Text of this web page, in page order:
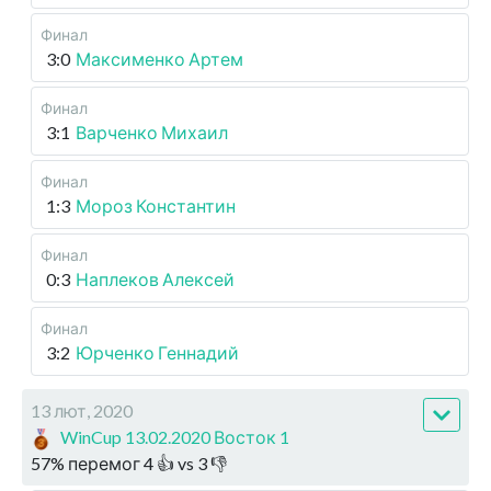
Финал
3:0 Максименко Артем
Финал
3:1 Варченко Михаил
Финал
1:3 Мороз Константин
Финал
0:3 Наплеков Алексей
Финал
3:2 Юрченко Геннадий
13 лют, 2020
WinCup 13.02.2020 Восток 1
57% перемог4 👍 vs 3👎